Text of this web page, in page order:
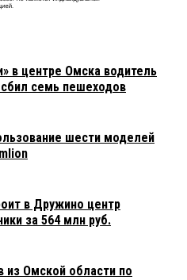
в центре Омска водитель
семь пешеходов
шести моделей
в Дружино центр
за 564 млн руб.
из Омской области по